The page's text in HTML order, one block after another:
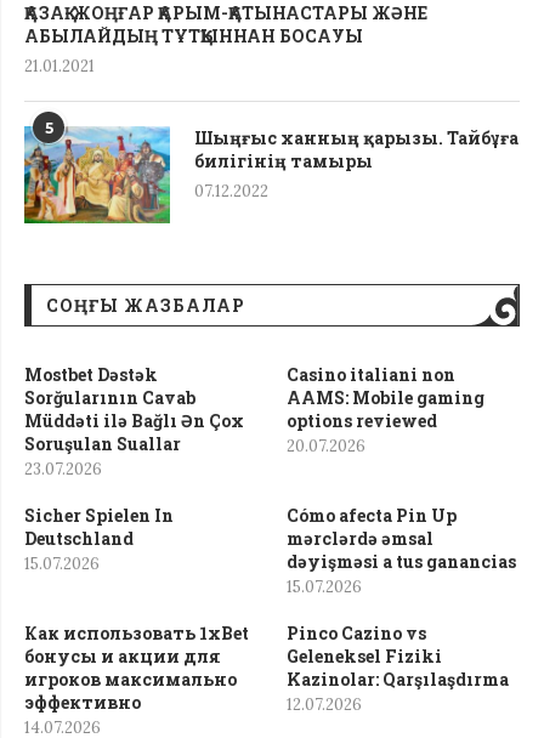
ҚАЗАҚ-ЖОҢҒАР ҚАРЫМ-ҚАТЫНАСТАРЫ ЖӘНЕ
АБЫЛАЙДЫҢ ТҰТҚЫННАН БОСАУЫ
21.01.2021
5
Шыңғыс ханның қарызы. Тайбұға
билігінің тамыры
07.12.2022
СОҢҒЫ ЖАЗБАЛАР
Mostbet Dəstək
Sorğularının Cavab
Müddəti ilə Bağlı Ən Çox
Soruşulan Suallar
23.07.2026
Casino italiani non
AAMS: Mobile gaming
options reviewed
20.07.2026
Sicher Spielen In
Deutschland
15.07.2026
Cómo afecta Pin Up
mərclərdə əmsal
dəyişməsi a tus ganancias
15.07.2026
Как использовать 1xBet
бонусы и акции для
игроков максимально
эффективно
14.07.2026
Pinco Cazino vs
Geleneksel Fiziki
Kazinolar: Qarşılaşdırma
12.07.2026